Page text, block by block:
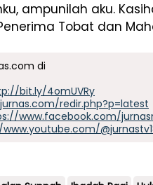
ampunilah aku.
Tobat dan
di
bit.ly/4omUVRy
redir.php?p=latest
www.facebook.com/